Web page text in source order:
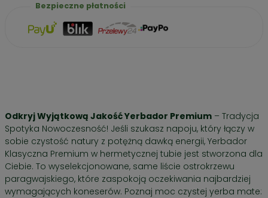
Bezpieczne płatności
Odkryj Wyjątkową Jakość Yerbador Premium – Tradycja
Spotyka Nowoczesność! Jeśli szukasz napoju, który łączy w
sobie czystość natury z potężną dawką energii, Yerbador
Klasyczna Premium w hermetycznej tubie jest stworzona dla
Ciebie. To wyselekcjonowane, same liście ostrokrzewu
paragwajskiego, które zaspokoją oczekiwania najbardziej
wymagających koneserów. Poznaj moc czystej yerba mate: